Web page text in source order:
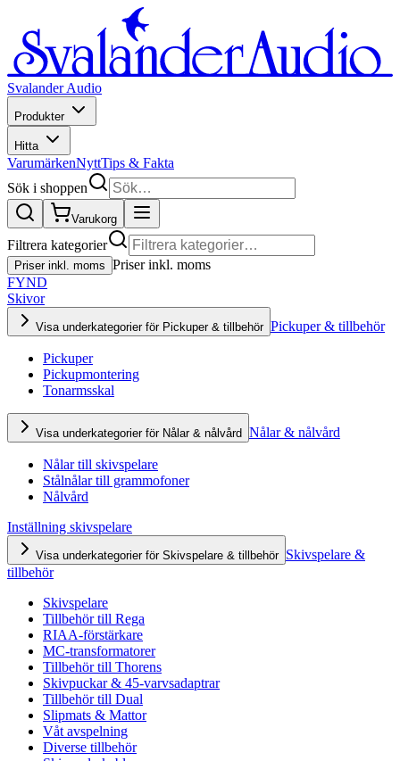
Svalander Audio
Produkter
Hitta
VarumärkenNyttTips & Fakta
Sök i shoppen
Varukorg
Filtrera kategorier
Priser inkl. moms Priser inkl. moms
FYND
Skivor
Visa underkategorier för Pickuper & tillbehör Pickuper & tillbehör
Pickuper
Pickupmontering
Tonarmsskal
Visa underkategorier för Nålar & nålvård Nålar & nålvård
Nålar till skivspelare
Stålnålar till grammofoner
Nålvård
Inställning skivspelare
Visa underkategorier för Skivspelare & tillbehör Skivspelare &
tillbehör
Skivspelare
Tillbehör till Rega
RIAA-förstärkare
MC-transformatorer
Tillbehör till Thorens
Skivpuckar & 45-varvsadaptrar
Tillbehör till Dual
Slipmats & Mattor
Våt avspelning
Diverse tillbehör